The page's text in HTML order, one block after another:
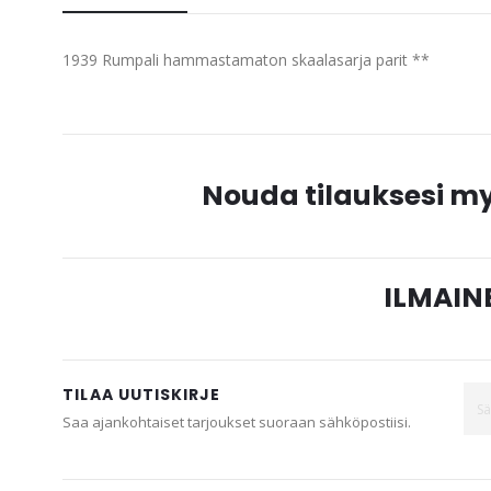
of
gallery
1939 Rumpali hammastamaton skaalasarja parit **
Nouda tilauksesi
TILAA UUTISKIRJE
Saa ajankohtaiset tarjoukset suoraan sähköpostiisi.